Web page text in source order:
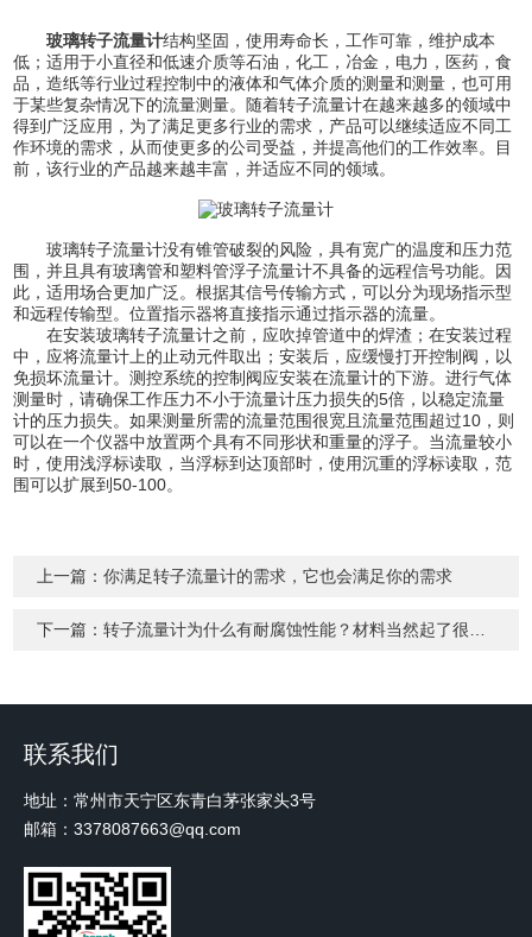
玻璃转子流量计结构坚固，使用寿命长，工作可靠，维护成本
低；适用于小直径和低速介质等石油，化工，冶金，电力，医药，食
品，造纸等行业过程控制中的液体和气体介质的测量和测量，也可用
于某些复杂情况下的流量测量。随着转子流量计在越来越多的领域中
得到广泛应用，为了满足更多行业的需求，产品可以继续适应不同工
作环境的需求，从而使更多的公司受益，并提高他们的工作效率。目
前，该行业的产品越来越丰富，并适应不同的领域。
玻璃转子流量计没有锥管破裂的风险，具有宽广的温度和压力范
围，并且具有玻璃管和塑料管浮子流量计不具备的远程信号功能。因
此，适用场合更加广泛。根据其信号传输方式，可以分为现场指示型
和远程传输型。位置指示器将直接指示通过指示器的流量。
在安装玻璃转子流量计之前，应吹掉管道中的焊渣；在安装过程
中，应将流量计上的止动元件取出；安装后，应缓慢打开控制阀，以
免损坏流量计。测控系统的控制阀应安装在流量计的下游。进行气体
测量时，请确保工作压力不小于流量计压力损失的5倍，以稳定流量
计的压力损失。如果测量所需的流量范围很宽且流量范围超过10，则
可以在一个仪器中放置两个具有不同形状和重量的浮子。当流量较小
时，使用浅浮标读取，当浮标到达顶部时，使用沉重的浮标读取，范
围可以扩展到50-100。
上一篇：你满足转子流量计的需求，它也会满足你的需求
下一篇：转子流量计为什么有耐腐蚀性能？材料当然起了很大的作用
联系我们
地址：常州市天宁区东青白茅张家头3号
邮箱：3378087663@qq.com